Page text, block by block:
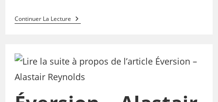
Continuer La Lecture